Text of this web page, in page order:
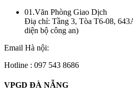
01.Văn Phòng Giao Dịch
Điạ chỉ: Tầng 3, Tòa T6-08,
diện bộ công an)
Email Hà nội:
Hotline : 097 543 8686
VPGD ĐÀ NẴNG